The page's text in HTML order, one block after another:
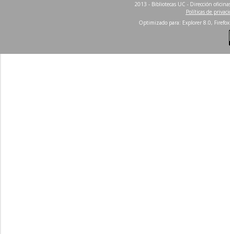
2013 - Bibliotecas UC - Dirección
Políticas de
Optimizado para: Explorer 8.0,